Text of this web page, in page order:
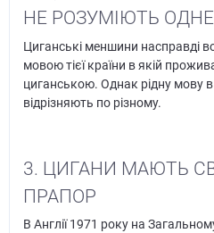
НЕ РОЗУМІЮТЬ
Циганські меншини насправді
мовою тієї країни в якій
циганською. Однак рідну мову в
відрізняють по різному.
3. ЦИГАНИ МАЮТЬ
ПРАПОР
В Англії 1971 року на